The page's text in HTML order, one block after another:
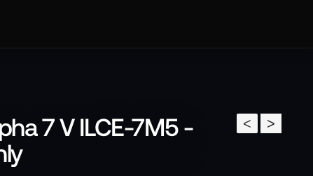
>
<
7 V ILCE-7M5 -